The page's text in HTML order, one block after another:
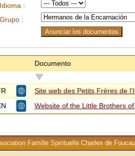
Idioma :
Grupo :
Documento
Site web des Petits Frères de
Website of the Little Brothers
Famille Spirituelle Charles de